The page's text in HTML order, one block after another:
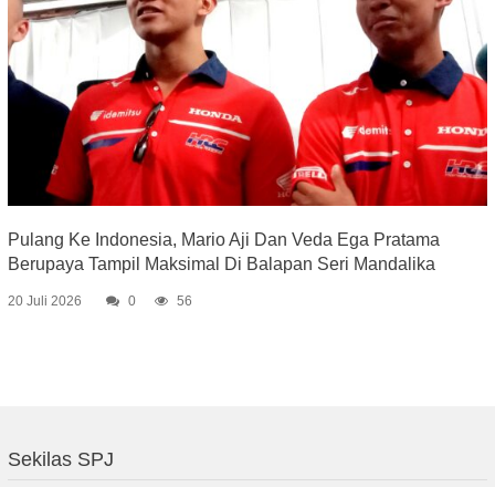
Pulang Ke Indonesia, Mario Aji Dan Veda Ega Pratama
Berupaya Tampil Maksimal Di Balapan Seri Mandalika
20 Juli 2026 0 56
Sekilas SPJ